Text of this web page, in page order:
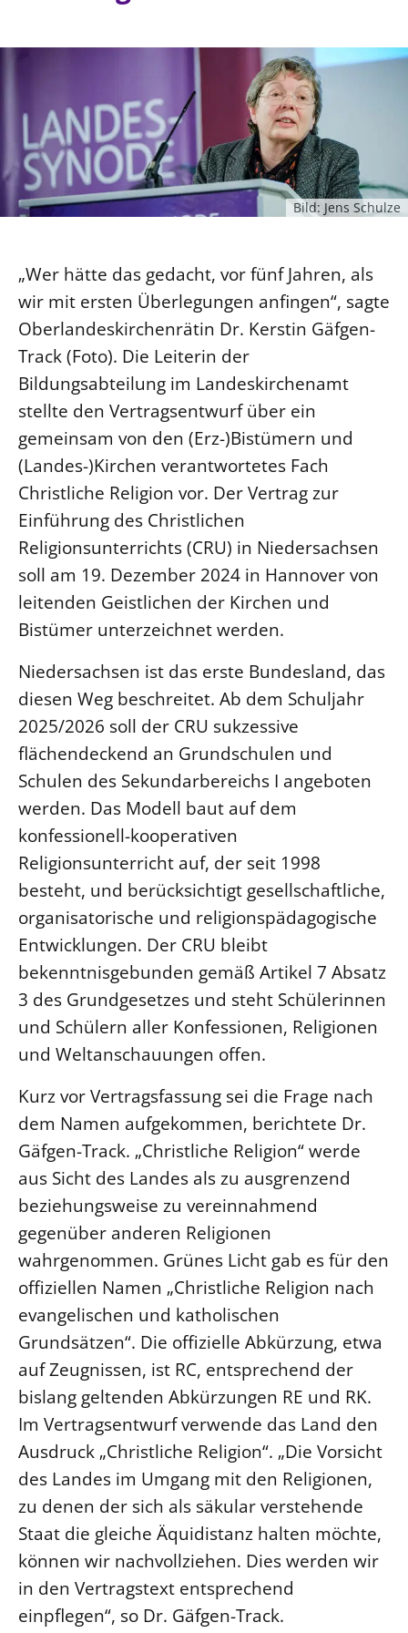
Bild: Jens Schulze
„Wer hätte das gedacht, vor fünf Jahren, als
wir mit ersten Überlegungen anfingen“, sagte
Oberlandeskirchenrätin Dr. Kerstin Gäfgen-
Track (Foto). Die Leiterin der
Bildungsabteilung im Landeskirchenamt
stellte den Vertragsentwurf über ein
gemeinsam von den (Erz-)Bistümern und
(Landes-)Kirchen verantwortetes Fach
Christliche Religion vor. Der Vertrag zur
Einführung des Christlichen
Religionsunterrichts (CRU) in Niedersachsen
soll am 19. Dezember 2024 in Hannover von
leitenden Geistlichen der Kirchen und
Bistümer unterzeichnet werden.
Niedersachsen ist das erste Bundesland, das
diesen Weg beschreitet. Ab dem Schuljahr
2025/2026 soll der CRU sukzessive
flächendeckend an Grundschulen und
Schulen des Sekundarbereichs I angeboten
werden. Das Modell baut auf dem
konfessionell-kooperativen
Religionsunterricht auf, der seit 1998
besteht, und berücksichtigt gesellschaftliche,
organisatorische und religionspädagogische
Entwicklungen. Der CRU bleibt
bekenntnisgebunden gemäß Artikel 7 Absatz
3 des Grundgesetzes und steht Schülerinnen
und Schülern aller Konfessionen, Religionen
und Weltanschauungen offen.
Kurz vor Vertragsfassung sei die Frage nach
dem Namen aufgekommen, berichtete Dr.
Gäfgen-Track. „Christliche Religion“ werde
aus Sicht des Landes als zu ausgrenzend
beziehungsweise zu vereinnahmend
gegenüber anderen Religionen
wahrgenommen. Grünes Licht gab es für den
offiziellen Namen „Christliche Religion nach
evangelischen und katholischen
Grundsätzen“. Die offizielle Abkürzung, etwa
auf Zeugnissen, ist RC, entsprechend der
bislang geltenden Abkürzungen RE und RK.
Im Vertragsentwurf verwende das Land den
Ausdruck „Christliche Religion“. „Die Vorsicht
des Landes im Umgang mit den Religionen,
zu denen der sich als säkular verstehende
Staat die gleiche Äquidistanz halten möchte,
können wir nachvollziehen. Dies werden wir
in den Vertragstext entsprechend
einpflegen“, so Dr. Gäfgen-Track.
LANDESKIRCHENAMT
Willkommen
Kollegium
Abteilungen des Landeskirchenamts
Rechnungsprüfungsamt
Beschwerdestellen
Kirchenämter
Gleichstellung
Datenschutz
Geschäftsstelle Landessynode
LANDESSYNODE
27. Landessynode
Kontakt
Hintergrund
MITARBEIT
Ehrenamt
Beruf
Freie Stellen
BIBLIOTHEK & ARCHIV
SERVICE
Älterwerden im Pfarrberuf
Beteiligungsverfahren
Beschwerdestellen
Ephoralbüro
Finanzplanung
Fundraising
IT-Service
Corporate Design
Interventionsplan
Jahresgespräche
Kirchliches Amtsblatt
Kirchliche Verwaltung
Klimaschutzgesetz
Kunstreferat
NKVK
Öffentlichkeitsarbeit
Personalausschuss
Projektmanagement
Recht
Terminstundenplaner
Lutherische Kirche
Positionen
Ökumene
Religionen
Nachhaltigkeit
Erneuerbare Energien
Mobilität
Naturschutz
Gebäude
Barrierefreiheit
Presse
Freie Stellen
Service für Gemeinden
Suche